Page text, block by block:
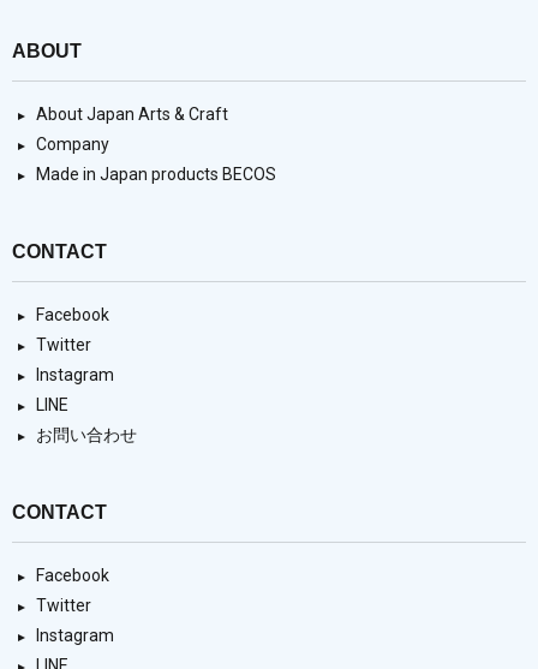
ABOUT
About Japan Arts & Craft
Company
Made in Japan products BECOS
CONTACT
Facebook
Twitter
Instagram
LINE
お問い合わせ
CONTACT
Facebook
Twitter
Instagram